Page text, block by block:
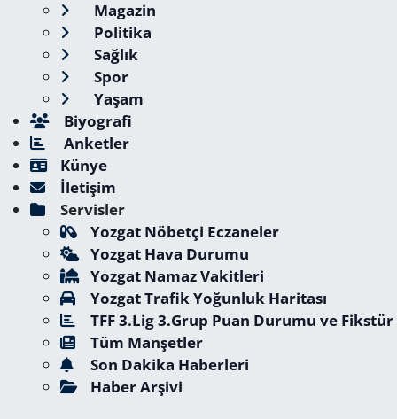
Magazin
Politika
Sağlık
Spor
Yaşam
Biyografi
Anketler
Künye
İletişim
Servisler
Yozgat Nöbetçi Eczaneler
Yozgat Hava Durumu
Yozgat Namaz Vakitleri
Yozgat Trafik Yoğunluk Haritası
TFF 3.Lig 3.Grup Puan Durumu ve Fikstür
Tüm Manşetler
Son Dakika Haberleri
Haber Arşivi